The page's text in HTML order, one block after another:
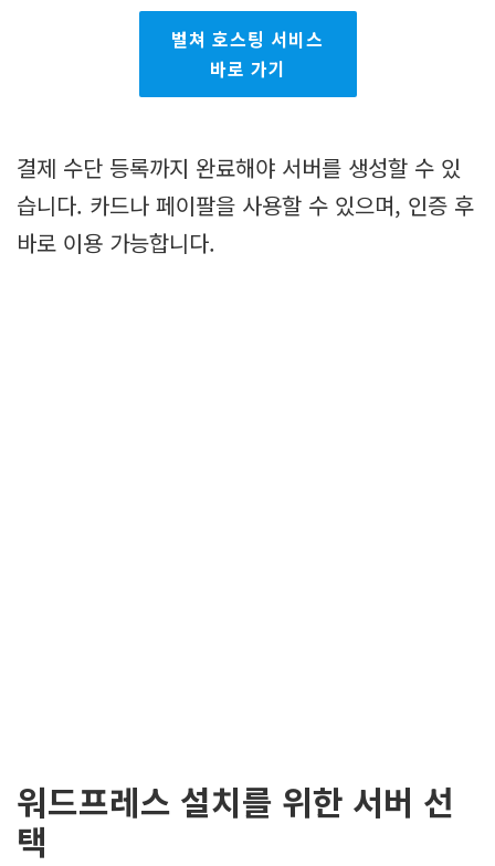
벌쳐 호스팅 서비스
바로 가기
결제 수단 등록까지 완료해야 서버를 생성할 수 있
습니다. 카드나 페이팔을 사용할 수 있으며, 인증 후
바로 이용 가능합니다.
워드프레스 설치를 위한 서버 선
택